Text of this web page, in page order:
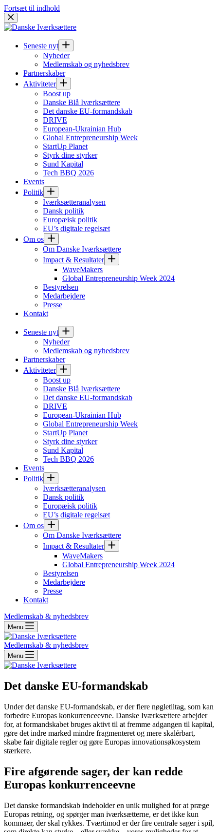
Fortsæt til indhold
Seneste nyt
Nyheder
Medlemskab og nyhedsbrev
Partnerskaber
Aktiviteter
Boost up
Danske Blå Iværksættere
Det danske EU-formandskab
DRIVE
European-Ukrainian Hub
Global Entrepreneurship Week
StartUp Planet
Styrk dine styrker
Sund Kapital
Tech BBQ 2026
Events
Politik
Iværksætteranalysen
Dansk politik
Europæisk politik
EU’s digitale regelsæt
Om os
Om Danske Iværksættere
Impact & Resultater
WaveMakers
Global Entrepreneurship Week 2024
Bestyrelsen
Medarbejdere
Presse
Kontakt
Seneste nyt
Nyheder
Medlemskab og nyhedsbrev
Partnerskaber
Aktiviteter
Boost up
Danske Blå Iværksættere
Det danske EU-formandskab
DRIVE
European-Ukrainian Hub
Global Entrepreneurship Week
StartUp Planet
Styrk dine styrker
Sund Kapital
Tech BBQ 2026
Events
Politik
Iværksætteranalysen
Dansk politik
Europæisk politik
EU’s digitale regelsæt
Om os
Om Danske Iværksættere
Impact & Resultater
WaveMakers
Global Entrepreneurship Week 2024
Bestyrelsen
Medarbejdere
Presse
Kontakt
Medlemskab & nyhedsbrev
Menu
Medlemskab & nyhedsbrev
Menu
Det danske EU-formandskab
Under det danske EU-formandskab, er der flere nøgletiltag, som kan
forbedre Europas konkurrenceevne. Danske Iværksættere arbejder
for, at formandskabet bruges aktivt til at fremme adgangen til kapital,
gøre det indre marked mindre fragmenteret og mere skalérbart,
skabe fair digitale regler og gøre Europas innovationsøkosystem
stærkere.
Fire afgørende sager, der kan redde
Europas konkurrenceevne
Det danske formandskab indeholder en unik mulighed for at præge
Europas retning, og spørger man iværksætterne, er det ikke kun
kommaer, der skal rykkes. Tværtimod er der fire centrale sager i spil,